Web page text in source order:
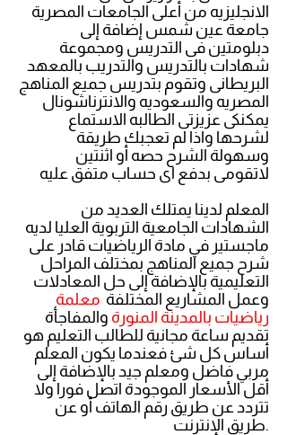
الانجليزيه من أعلى الجامعات المصرية
جامعة عين شمس إضافة إلى
دبلومتين فى التدريس ومجموعة
شهادات بالتدريس والتدريب بالمعهد
البريطانى وتقوم بتدريس جميع المناهج
المصريه والسعوديه والانترناشونال
يمكنكى عزيزتى الطالبه الاستماع
لشرحها واذا لم تعجبك طريقة
وسهولة الشرح حصه أو اثنتين
لاتقومى بدفع اى حساب متفق عليه
المعلم لدينا يمتلك العديد من
الشهادات الجامعية التربوية العليا لديه
ماجستير في مادة الرياضيات قادر على
شرح جميع المناهج بمختلف المراحل
التعليمية بالإضافة إلى حل المعادلات
وعمل المشاريع المختلفة معلمة
رياضيات بالمدينة المنورة والمفاجأة
تقديم ساعة مجانية للطالب التعليم هو
أساس كل شئ فعندما يكون المعلم
مربي فاضل ومعلم جيد بالإضافة إلى
أقل الأسعار الموجودة اتصل فورا ولا
تتردد عن طريق رقم الهاتف أو عن
طريق الإنترنت.